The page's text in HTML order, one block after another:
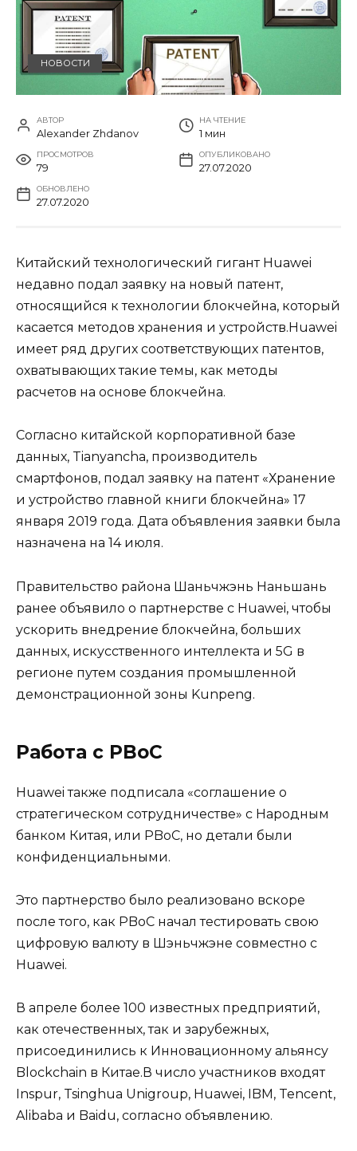
НОВОСТИ
АВТОР
Alexander Zhdanov
НА ЧТЕНИЕ
1 мин
ПРОСМОТРОВ
79
ОПУБЛИКОВАНО
27.07.2020
ОБНОВЛЕНО
27.07.2020
Китайский технологический гигант Huawei
недавно подал заявку на новый патент,
относящийся к технологии блокчейна, который
касается методов хранения и устройств.Huawei
имеет ряд других соответствующих патентов,
охватывающих такие темы, как методы
расчетов на основе блокчейна.
Согласно китайской корпоративной базе
данных, Tianyancha, производитель
смартфонов, подал заявку на патент «Хранение
и устройство главной книги блокчейна» 17
января 2019 года. Дата объявления заявки была
назначена на 14 июля.
Правительство района Шаньчжэнь Наньшань
ранее объявило о партнерстве с Huawei, чтобы
ускорить внедрение блокчейна, больших
данных, искусственного интеллекта и 5G в
регионе путем создания промышленной
демонстрационной зоны Kunpeng.
Работа с PBoC
Huawei также подписала «соглашение о
стратегическом сотрудничестве» с Народным
банком Китая, или PBoC, но детали были
конфиденциальными.
Это партнерство было реализовано вскоре
после того, как PBoC начал тестировать свою
цифровую валюту в Шэньчжэне совместно с
Huawei.
В апреле более 100 известных предприятий,
как отечественных, так и зарубежных,
присоединились к Инновационному альянсу
Blockchain в Китае.В число участников входят
Inspur, Tsinghua Unigroup, Huawei, IBM, Tencent,
Alibaba и Baidu, согласно объявлению.